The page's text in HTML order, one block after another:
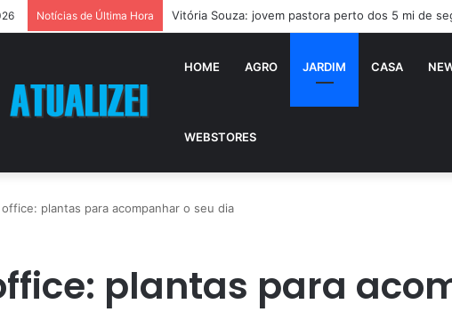
Notícias de Última Hora Vitória Souza: jovem pastora perto dos 5 mi de
HOME AGRO JARDIM CASA
WEBSTORES
plantas para acompanhar o seu dia
plantas para